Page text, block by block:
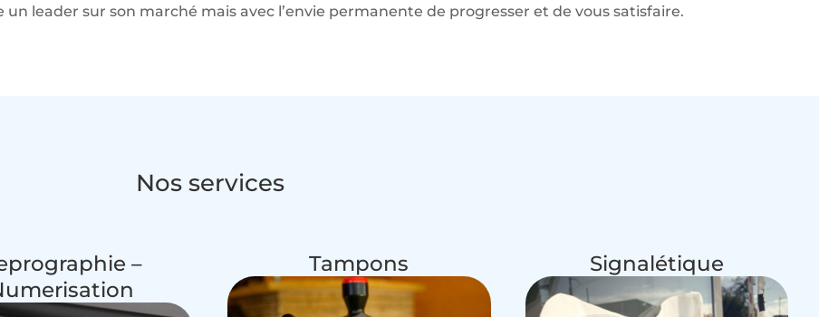
leader sur son marché mais avec l’envie permanente de progresser et de vous satisfaire.
Nos services
–
Tampons Signalétique